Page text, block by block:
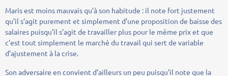
Maris est moins mauvais qu’à son habitude : il note fort justement
qu’il s’agit purement et simplement d’une proposition de baisse des
salaires puisqu’il s’agit de travailler plus pour le même prix et que
c’est tout simplement le marché du travail qui sert de variable
d’ajustement à la crise.
Son adversaire en convient d’ailleurs un peu puisqu’il note que la